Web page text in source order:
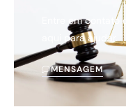
Entre em
aqui para ajudar.
MENSAGEM